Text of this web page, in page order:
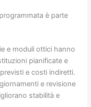
è parte
e moduli ottici hanno
pianificate e
e costi indiretti.
e revisione
stabilità e